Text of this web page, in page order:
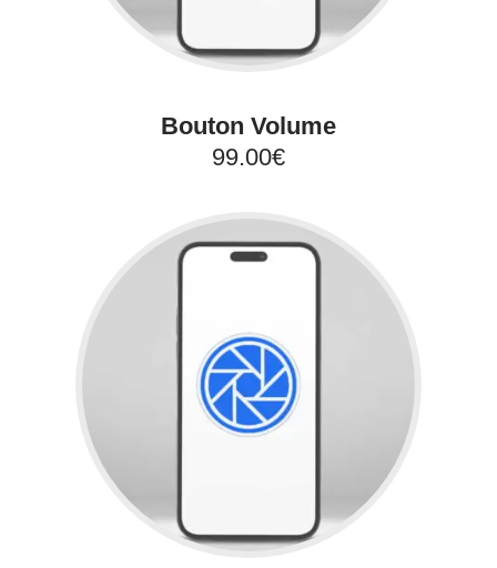
Bouton Volume
99.00€